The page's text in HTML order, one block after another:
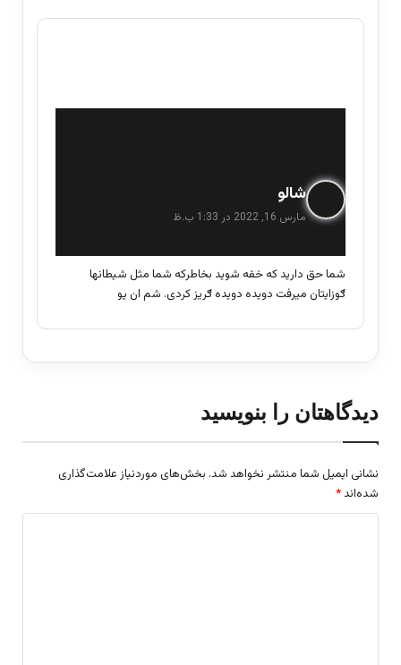
شالو
ف مارس 16, 2022 در 1:33 ب.ظ
شما حق دارید که خفه شوید بخاطرکه شما مثل شیطانها
ګوزایتان میرفت دویده دویده ګریز کردی. شم ان یو
دیدگاهتان را بنویسید
نشانی ایمیل شما منتشر نخواهد شد. بخش‌های موردنیاز علامت‌گذاری
شده‌اند *